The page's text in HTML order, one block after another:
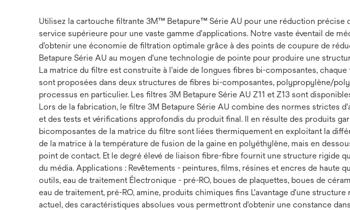
Utilisez la cartouche filtrante 3M™ Betapure™ Série AU pour une réduction précise
service supérieure pour une vaste gamme d'applications. Notre vaste éventail de
d'obtenir une économie de filtration optimale grâce à des points de coupure de
Betapure Série AU au moyen d'une technologie de pointe pour produire une
La matrice du filtre est construite à l'aide de longues fibres bi-composantes,
sont proposées dans deux structures de fibres bi-composantes, polypropylène/
processus en particulier. Les filtres 3M Betapure Série AU Z11 et Z13 sont
Lors de la fabrication, le filtre 3M Betapure Série AU combine des normes strictes
et des tests et vérifications approfondis du produit final. Il en résulte des produits
bicomposantes de la matrice du filtre sont liées thermiquement en exploitant la
de la matrice à la température de fusion de la gaine en polyéthylène, mais en
point de contact. Et le degré élevé de liaison fibre-fibre fournit une structure rigide
du média. Applications : Revêtements - peintures, films, résines et encres de haute
outils, eau de traitement Électronique - pré-RO, boues de plaquettes, boues de
eau de traitement, pré-RO, amine, produits chimiques fins L'avantage d'une
actuel, des caractéristiques absolues vous permettront d'obtenir une constance